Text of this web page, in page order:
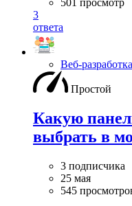
501 просмотр
3
ответа
Веб-разработка
Простой
Какую
выбрать в
3 подписчика
25 мая
545